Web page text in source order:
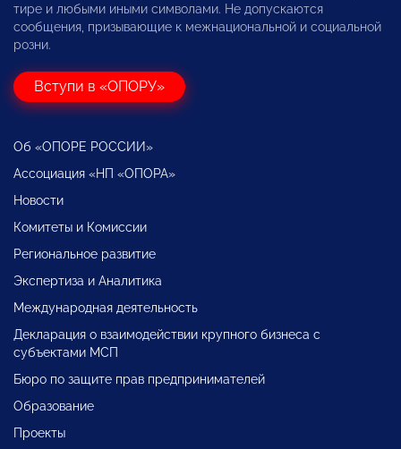
тире и любыми иными символами. Не допускаются
сообщения, призывающие к межнациональной и социальной
розни.
Вступи в «ОПОРУ»
Об «ОПОРЕ РОССИИ»
Ассоциация «НП «ОПОРА»
Новости
Комитеты и Комиссии
Региональное развитие
Экспертиза и Аналитика
Международная деятельность
Декларация о взаимодействии крупного бизнеса с
субъектами МСП
Бюро по защите прав предпринимателей
Образование
Проекты